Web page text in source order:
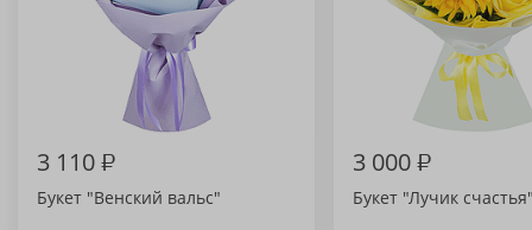
3 110₽
Букет "Венский вальс"
3 000₽
Букет "Лучик